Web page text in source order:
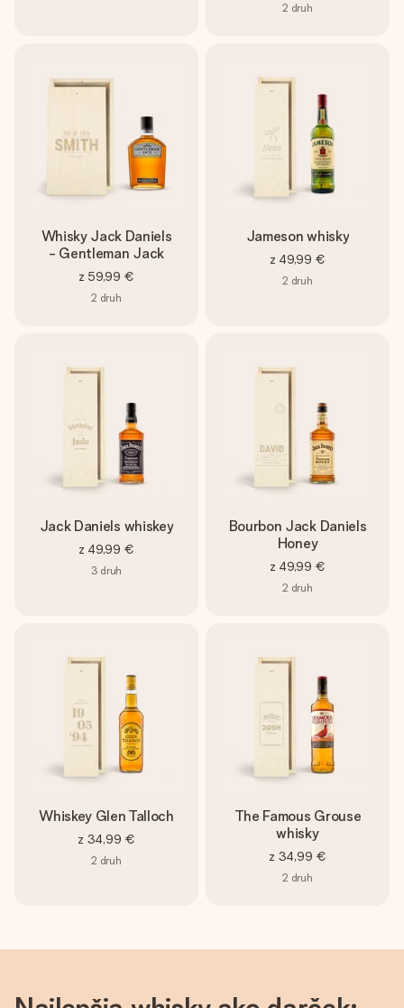
2 druh
Whisky Jack Daniels
- Gentleman Jack
z 59,99 €
2 druh
Jameson whisky
z 49,99 €
2 druh
Jack Daniels whiskey
z 49,99 €
3 druh
Bourbon Jack Daniels
Honey
z 49,99 €
2 druh
Whiskey Glen Talloch
z 34,99 €
2 druh
The Famous Grouse
whisky
z 34,99 €
2 druh